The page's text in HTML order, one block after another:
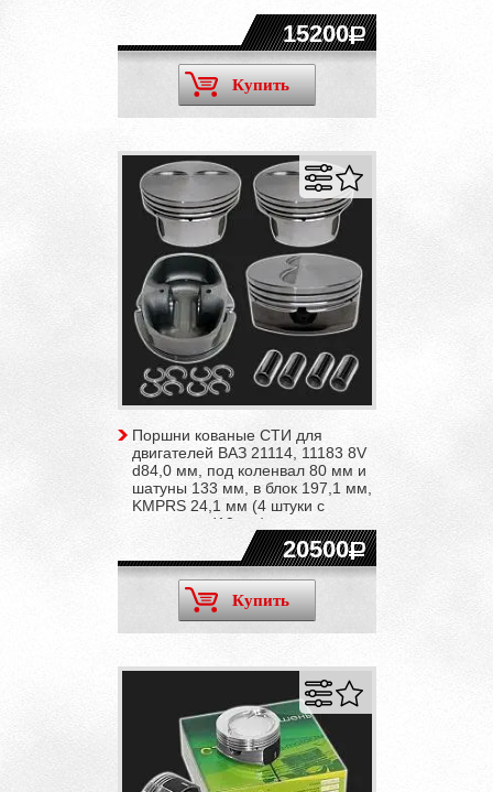
15200
Купить
Поршни кованые СТИ для
двигателей ВАЗ 21114, 11183 8V
d84,0 мм, под коленвал 80 мм и
шатуны 133 мм, в блок 197,1 мм,
KMPRS 24,1 мм (4 штуки с
пальцами d19 мм)
20500
Купить